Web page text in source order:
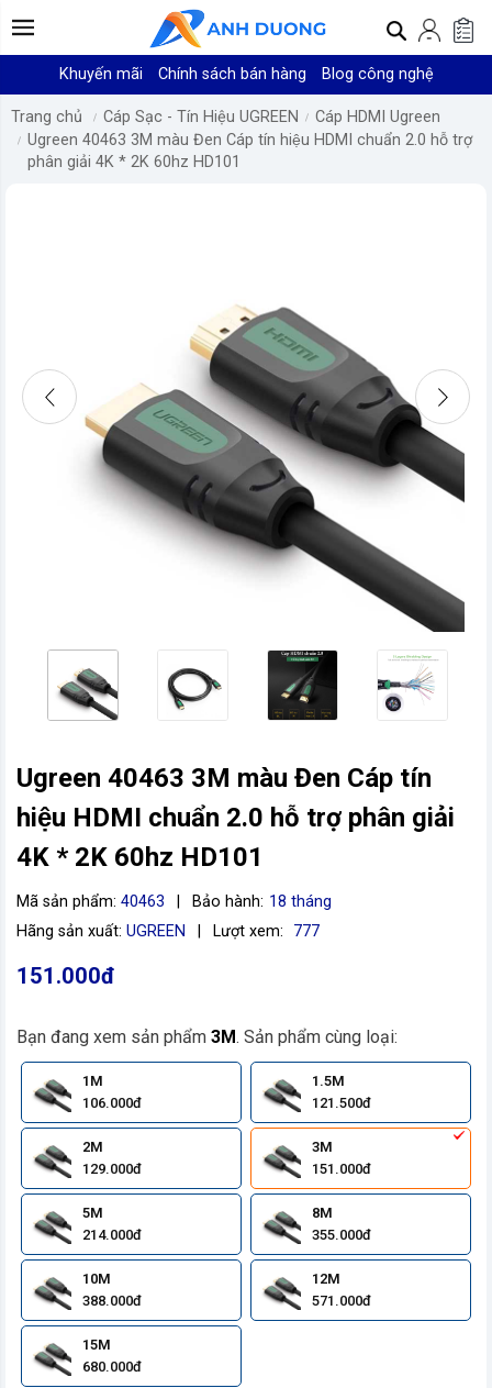
Khuyến mãi Chính sách bán hàng Blog công nghệ
Trang chủ Cáp Sạc - Tín Hiệu UGREEN
Cáp HDMI Ugreen
Ugreen 40463 3M màu Đen Cáp tín hiệu HDMI chuẩn 2.0 hỗ trợ
phân giải 4K * 2K 60hz HD101
Ugreen 40463 3M màu Đen Cáp tín
hiệu HDMI chuẩn 2.0 hỗ trợ phân giải
4K * 2K 60hz HD101
Mã sản phẩm: 40463 Bảo hành: 18 tháng
Hãng sản xuất: UGREEN Lượt xem: 777
151.000đ
Bạn đang xem sản phẩm 3M. Sản phẩm cùng loại:
1M
106.000đ
1.5M
121.500đ
2M
129.000đ
3M
151.000đ
5M
214.000đ
8M
355.000đ
10M
388.000đ
12M
571.000đ
15M
680.000đ